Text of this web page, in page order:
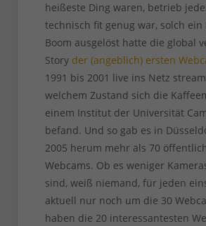
heißeste Ding waren, betrieb
technisch fit genug war, solch ein
Boom ausgelöst hatte die global
Story der (angeblich) ersten
1991 bis 2001 live ins Netz
welchem Zustand sich die
einem Institut der Universität
befand. Und so gab es in
2005 herum mehr als 70
Webcams. Ob es weniger
sind, weiß niemand, für jeden
aktuell nur noch um die 30
haben die 20 interessantesten